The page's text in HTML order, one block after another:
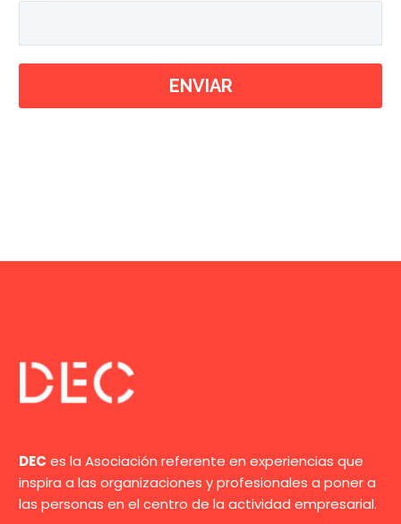
DEC es la Asociación referente en experiencias que
inspira a las organizaciones y profesionales a poner a
las personas en el centro de la actividad empresarial.